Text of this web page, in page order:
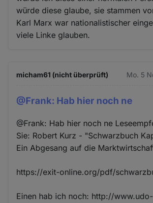
würde diese glaube, sie stammen
Karl Marx war nationalistischer
viele Linke glauben.
micham61 (nicht überprüft) Mo. 5
@Frank: Hab hier noch ne
@Frank: Hab hier noch ne
Sie: Robert Kurz - "Schwarzbuch
Ein Abgesang auf die
https://exit-online.org/pdf/
Einen hab ich noch: http://www.udo-